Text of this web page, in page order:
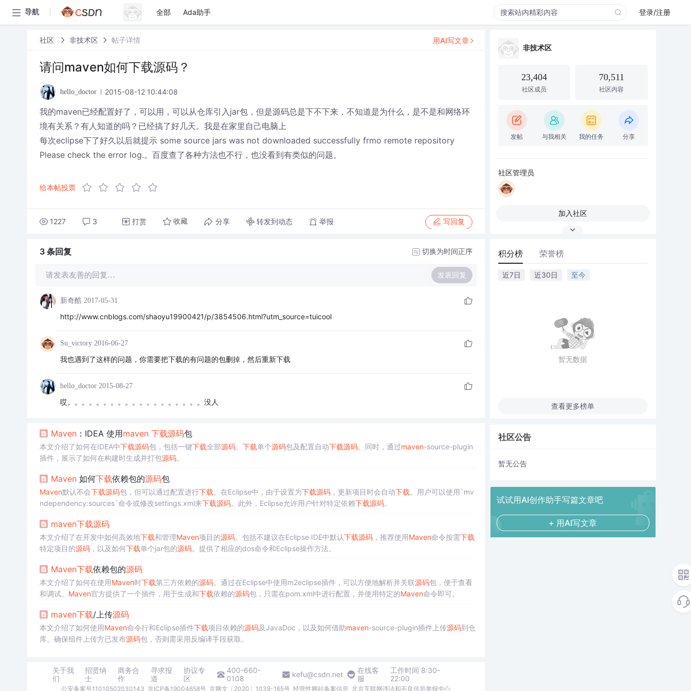
导航 全部 Ada助手 登录/注册
社区 非技术区 帖子详情
请问maven如何下载源码？
hello_doctor 2015-08-12 10:44:08
我的maven已经配置好了，可以用，可以从仓库引入jar包，但是源码总是下不下来，不知道是为什么，是不是和网络环
境有关系？有人知道的吗？已经搞了好几天。我是在家里自己电脑上
每次eclipse下了好久以后就提示 some source jars was not downloaded successfully frmo remote repository
Please check the error log.。百度查了各种方法也不行，也没看到有类似的问题。
给本帖投票
1227 3 打赏 收藏 分享 转发到动态 举报 写回复
用AI写文章
3 条回复 切换为时间正序
请发表友善的回复… 发表回复
新奇酷 2017-05-31
http://www.cnblogs.com/shaoyu19900421/p/3854506.html?utm_source=tuicool
Su_victory 2016-06-27
我也遇到了这样的问题，你需要把下载的有问题的包删掉，然后重新下载
hello_doctor 2015-08-27
哎。。。。。。。。。。。。。。。。。。。没人
Maven：IDEA 使用maven 下载源码包
本文介绍了如何在IDEA中下载源码包，包括一键下载全部源码、 下载单个源码包及配置自动下载源码。同时，通过maven-source-plugin
插件，展示了如何在构建时生成并打包源码。
Maven如何下载依赖包的源码包
Maven默认不会下载源码包，但可以通过配置进行下载。在Eclipse中，由于设置为下载源码，更新项目时会自动下载。用户可以使用`mv
ndependency:sources`命令或修改settings.xml来下载源码。此外，Eclipse允许用户针对特定依赖下载源码。
maven下载源码
本文介绍了在开发中如何高效地下载和管理Maven项目的源码。包括不建议在Eclipse IDE中默认下载源码，推荐使用Maven命令按需下载
特定项目的源码，以及如何下载单个jar包的源码。提供了相应的dos命令和Eclipse操作方法。
Maven下载依赖包的源码
本文介绍了如何在使用Maven时下载第三方依赖的源码。通过在Eclipse中使用m2eclipse插件，可以方便地解析并关联源码包，便于查看
和调试。 Maven官方提供了一个插件，用于生成和下载依赖的源码包，只需在pom.xml中进行配置，并使用特定的Maven命令即可。
maven下载/上传源码
本文介绍了如何使用Maven命令行和Eclipse插件下载项目依赖的源码及JavaDoc，以及如何借助maven-source-plugin插件上传源码到仓
库。确保组件上传方已发布源码包，否则需采用反编译手段获取。
关于我
们
招贤纳
士
商务合
作
寻求报
道
协议专
区
400-660-
0108
kefu@csdn.net
在线客
服
工作时间 8:30-
22:00
公安备案号11010502030143 京ICP备19004658号 京网文〔2020〕1039-165号 经营性网站备案信息 北京互联网违法和不良信息举报中心
非技术区
23,404
社区成员
70,511
社区内容
发帖 与我相关 我的任务 分享
社区管理员
加入社区
积分榜 荣誉榜
近7日 近30日 至今
暂无数据
查看更多榜单
社区公告
暂无公告
试试用AI创作助手写篇文章吧
+ 用AI写文章